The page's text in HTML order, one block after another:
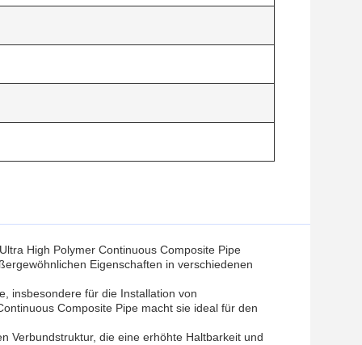
High Polymer Continuous Composite Pipe
Eigenschaften in verschiedenen
insbesondere für die Installation von
Composite Pipe macht sie ideal für den
Verbundstruktur, die eine erhöhte Haltbarkeit und